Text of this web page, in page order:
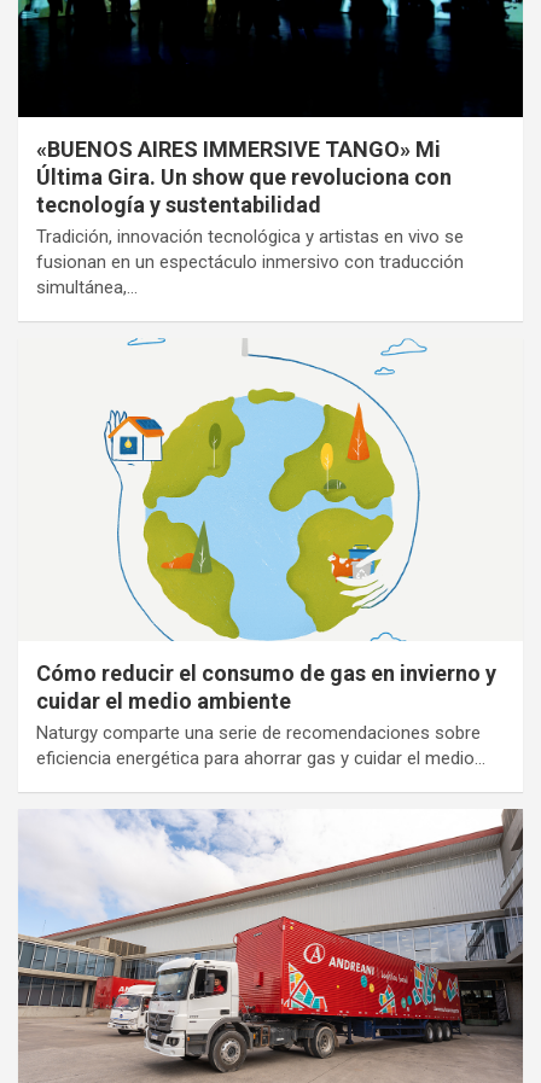
«BUENOS AIRES IMMERSIVE TANGO» Mi
Última Gira. Un show que revoluciona con
tecnología y sustentabilidad
Tradición, innovación tecnológica y artistas en vivo se
fusionan en un espectáculo inmersivo con traducción
simultánea,…
Cómo reducir el consumo de gas en invierno y
cuidar el medio ambiente
Naturgy comparte una serie de recomendaciones sobre
eficiencia energética para ahorrar gas y cuidar el medio…